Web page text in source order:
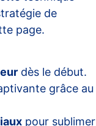
de
page.
dès le début.
grâce au
pour sublimer